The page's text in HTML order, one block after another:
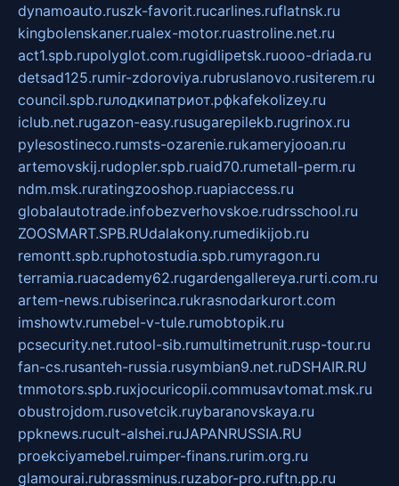
dynamoauto.ruszk-favorit.rucarlines.ruflatnsk.ru
kingbolenskaner.rualex-motor.ruastroline.net.ru
act1.spb.rupolyglot.com.rugidlipetsk.ruooo-driada.ru
detsad125.rumir-zdoroviya.rubruslanovo.rusiterem.ru
council.spb.ruлодкипатриот.рфkafekolizey.ru
iclub.net.rugazon-easy.rusugarepilekb.rugrinox.ru
pylesostineco.rumsts-ozarenie.rukameryjooan.ru
artemovskij.rudopler.spb.ruaid70.rumetall-perm.ru
ndm.msk.ruratingzooshop.ruapiaccess.ru
globalautotrade.infobezverhovskoe.rudrsschool.ru
ZOOSMART.SPB.RUdalakony.rumedikijob.ru
remontt.spb.ruphotostudia.spb.rumyragon.ru
terramia.ruacademy62.rugardengallereya.rurti.com.ru
artem-news.rubiserinca.rukrasnodarkurort.com
imshowtv.rumebel-v-tule.rumobtopik.ru
pcsecurity.net.rutool-sib.rumultimetrunit.rusp-tour.ru
fan-cs.rusanteh-russia.rusymbian9.net.ruDSHAIR.RU
tmmotors.spb.ruxjocuricopii.commusavtomat.msk.ru
obustrojdom.rusovetcik.ruybaranovskaya.ru
ppknews.rucult-alshei.ruJAPANRUSSIA.RU
proekciyamebel.ruimper-finans.rurim.org.ru
glamourai.rubrassminus.ruzabor-pro.ruftn.pp.ru